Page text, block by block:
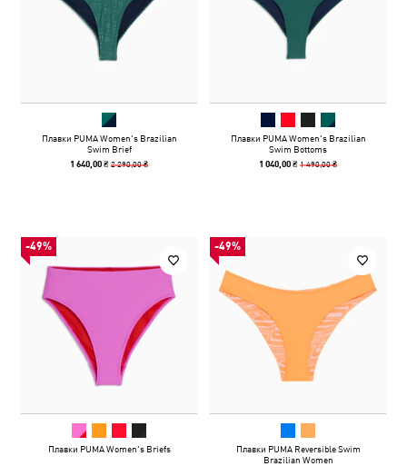
Плавки PUMA Women's Brazilian
Swim Brief
1 640,00 ₴2 290,00 ₴
Плавки PUMA Women's Brazilian
Swim Bottoms
1 040,00 ₴1 490,00 ₴
-49%
Плавки PUMA Women's Briefs
-49%
Плавки PUMA Reversible Swim
Brazilian Women